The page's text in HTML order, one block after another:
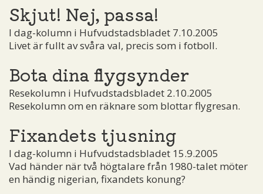
Skjut! Nej, passa!
I dag-kolumn i Hufvudstadsbladet 7.10.2005
Livet är fullt av svåra val, precis som i fotboll.
Bota dina flygsynder
Resekolumn i Hufvudstadsbladet 2.10.2005
Resekolumn om en räknare som blottar flygresan.
Fixandets tjusning
I dag-kolumn i Hufvudstadsbladet 15.9.2005
Vad händer när två högtalare från 1980-talet möter
en händig nigerian, fixandets konung?